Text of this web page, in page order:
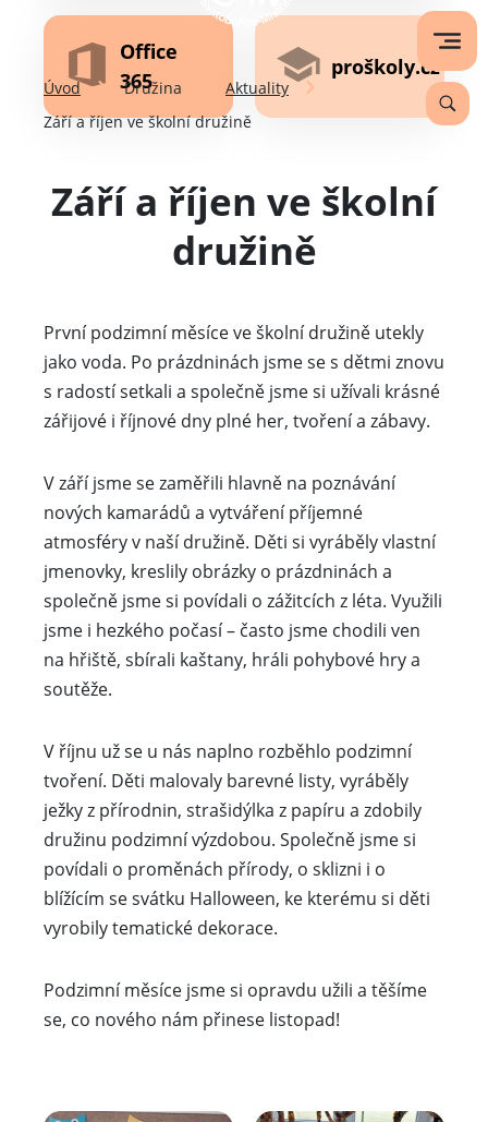
Office
365
proškoly.cz
Úvod Družina
Aktuality
Září a říjen ve školní družině
Září a říjen ve školní
družině
První podzimní měsíce ve školní družině utekly
jako voda. Po prázdninách jsme se s dětmi znovu
s radostí setkali a společně jsme si užívali krásné
zářijové i říjnové dny plné her, tvoření a zábavy.
V září jsme se zaměřili hlavně na poznávání
nových kamarádů a vytváření příjemné
atmosféry v naší družině. Děti si vyráběly vlastní
jmenovky, kreslily obrázky o prázdninách a
společně jsme si povídali o zážitcích z léta. Využili
jsme i hezkého počasí – často jsme chodili ven
na hřiště, sbírali kaštany, hráli pohybové hry a
soutěže.
V říjnu už se u nás naplno rozběhlo podzimní
tvoření. Děti malovaly barevné listy, vyráběly
ježky z přírodnin, strašidýlka z papíru a zdobily
družinu podzimní výzdobou. Společně jsme si
povídali o proměnách přírody, o sklizni i o
blížícím se svátku Halloween, ke kterému si děti
vyrobily tematické dekorace.
Podzimní měsíce jsme si opravdu užili a těšíme
se, co nového nám přinese listopad!